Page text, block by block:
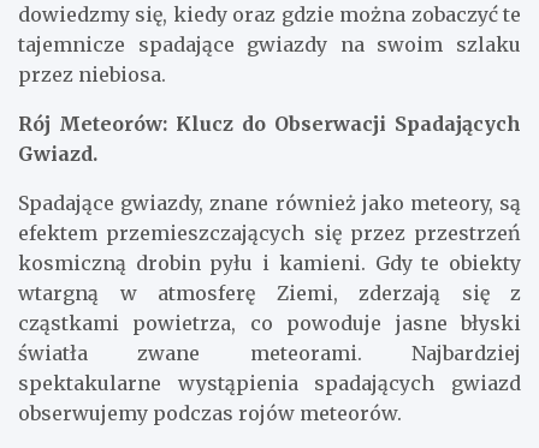
dowiedzmy się, kiedy oraz gdzie można zobaczyć te
tajemnicze spadające gwiazdy na swoim szlaku
przez niebiosa.
Rój Meteorów: Klucz do Obserwacji Spadających
Gwiazd.
Spadające gwiazdy, znane również jako meteory, są
efektem przemieszczających się przez przestrzeń
kosmiczną drobin pyłu i kamieni. Gdy te obiekty
wtargną w atmosferę Ziemi, zderzają się z
cząstkami powietrza, co powoduje jasne błyski
światła zwane meteorami. Najbardziej
spektakularne wystąpienia spadających gwiazd
obserwujemy podczas rojów meteorów.